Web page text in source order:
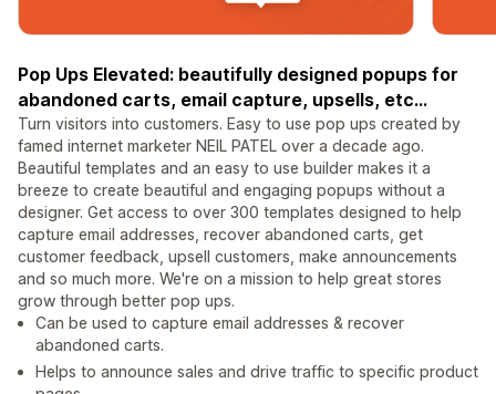
Pop Ups Elevated: beautifully designed popups for
abandoned carts, email capture, upsells, etc...
Turn visitors into customers. Easy to use pop ups created by
famed internet marketer NEIL PATEL over a decade ago.
Beautiful templates and an easy to use builder makes it a
breeze to create beautiful and engaging popups without a
designer. Get access to over 300 templates designed to help
capture email addresses, recover abandoned carts, get
customer feedback, upsell customers, make announcements
and so much more. We're on a mission to help great stores
grow through better pop ups.
Can be used to capture email addresses & recover
abandoned carts.
Helps to announce sales and drive traffic to specific product